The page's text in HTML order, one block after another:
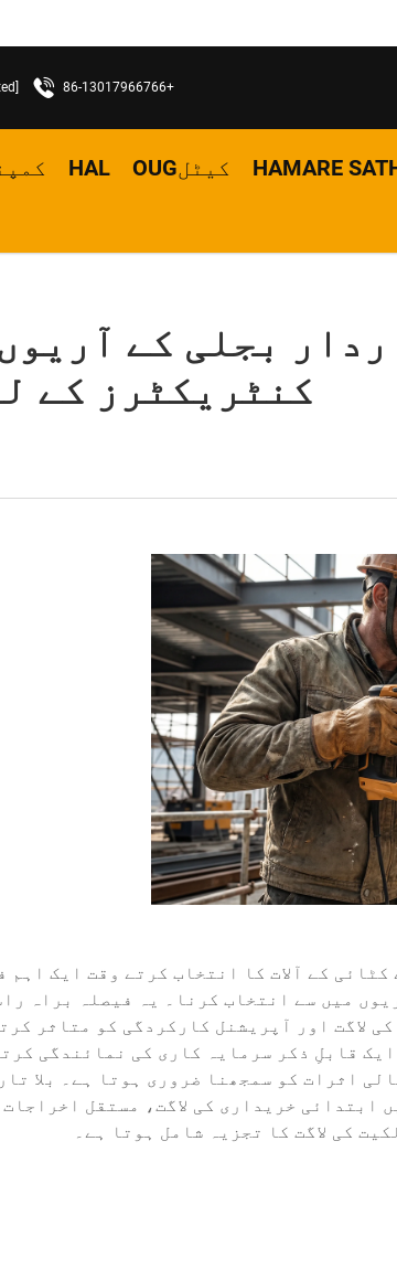
+86-13017966766
HAL کیٹلOUG HAMARE
بجلی کے
کنٹریکٹرز کے
کے آلات کا انتخاب کرتے وقت ایک اہم
میں سے انتخاب کرنا۔ یہ فیصلہ براہ
لاگت اور آپریشنل کارکردگی کو متاثر
قابلِ ذکر سرمایہ کاری کی نمائندگی
اثرات کو سمجھنا ضروری ہوتا ہے۔ بلا
ابتدائی خریداری کی لاگت، مستقل
کی لاگت کا تجزیہ شامل ہوتا ہے۔